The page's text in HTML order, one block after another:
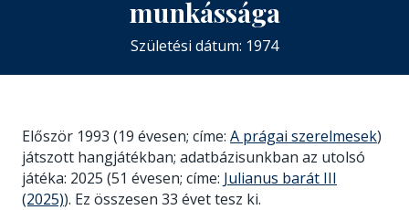
munkássága
Születési dátum: 1974
Először 1993 (19 évesen; címe: A prágai szerelmesek)
játszott hangjátékban; adatbázisunkban az utolsó
játéka: 2025 (51 évesen; címe: Julianus barát III
(2025)). Ez összesen 33 évet tesz ki.